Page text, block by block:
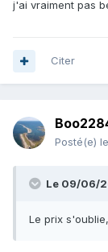
j'ai vraiment pas
Citer
Posté(e)
Le 09/06/
Le prix